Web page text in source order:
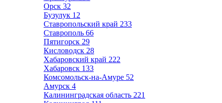
Орск 32
Бузулук 12
Ставропольский край 233
Ставрополь 66
Пятигорск 29
Кисловодск 28
Хабаровский край 222
Хабаровск 133
Комсомольск-на-Амуре 52
Амурск 4
Калининградская область 221